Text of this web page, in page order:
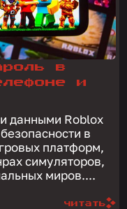
в
и
данными Roblox
в
платформ,
симуляторов,
миров....
читать